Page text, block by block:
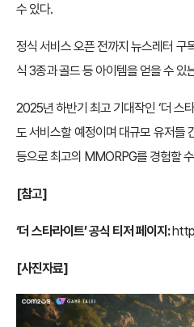
수 있다.
정식 서비스 오픈 전까지 뉴스레터 구
식 3종과 골드 등 아이템을 얻을 수 있
2025년 하반기 최고 기대작인 ‘더 스
도 서비스할 예정이며 대규모 유저들
등으로 최고의 MMORPG를 경험할
[참고]
‘더 스타라이트’ 공식 티저 페이지:
[사진자료]